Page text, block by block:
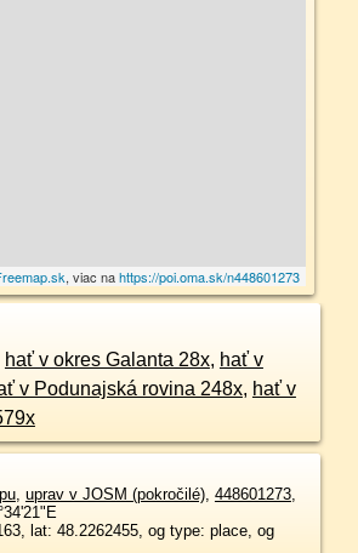
, viac nahttps://poi.oma.sk/n448601273
hať v okres Galanta 28x, hať v
v Podunajská rovina 248x, hať v
, uprav v JOSM (pokročilé), 448601273,
lat: 48.2262455, og type: place, og